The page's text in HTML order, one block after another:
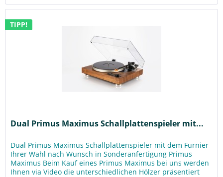
TIPP!
Dual Primus Maximus Schallplattenspieler mit...
Dual Primus Maximus Schallplattenspieler mit dem Furnier
Ihrer Wahl nach Wunsch in Sonderanfertigung Primus
Maximus Beim Kauf eines Primus Maximus bei uns werden
Ihnen via Video die unterschiedlichen Hölzer präsentiert